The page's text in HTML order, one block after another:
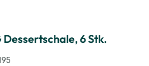
Dessertschale, 6 Stk.